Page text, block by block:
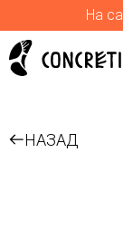
На
НАЗАД